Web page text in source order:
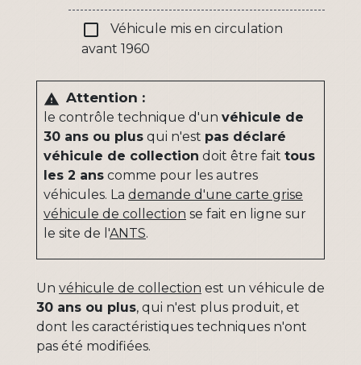
check_box_outline_blank
Véhicule mis en circulation
avant 1960
warning Attention :
le contrôle technique d'un véhicule de
30 ans ou plus qui n'est pas déclaré
véhicule de collection doit être fait tous
les 2 ans comme pour les autres
véhicules. La demande d'une carte grise
véhicule de collection se fait en ligne sur
le site de l'ANTS.
Un véhicule de collection est un véhicule de
30 ans ou plus, qui n'est plus produit, et
dont les caractéristiques techniques n'ont
pas été modifiées.